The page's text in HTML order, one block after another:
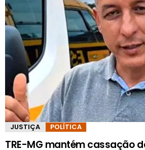
JUSTIÇA POLÍTICA
TRE-MG mantém cassação